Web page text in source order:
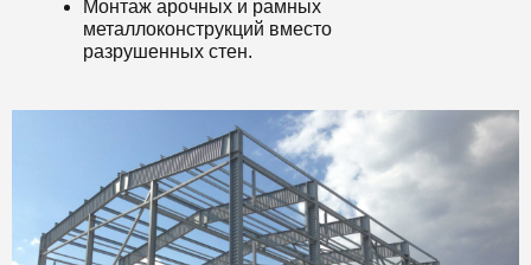
Монтаж арочных и рамных
металлоконструкций вместо
разрушенных стен.